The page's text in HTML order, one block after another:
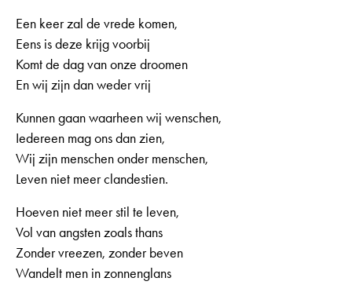
Een keer zal de vrede komen,
Eens is deze krijg voorbij
Komt de dag van onze droomen
En wij zijn dan weder vrij
Kunnen gaan waarheen wij wenschen,
Iedereen mag ons dan zien,
Wij zijn menschen onder menschen,
Leven niet meer clandestien.
Hoeven niet meer stil te leven,
Vol van angsten zoals thans
Zonder vreezen, zonder beven
Wandelt men in zonnenglans